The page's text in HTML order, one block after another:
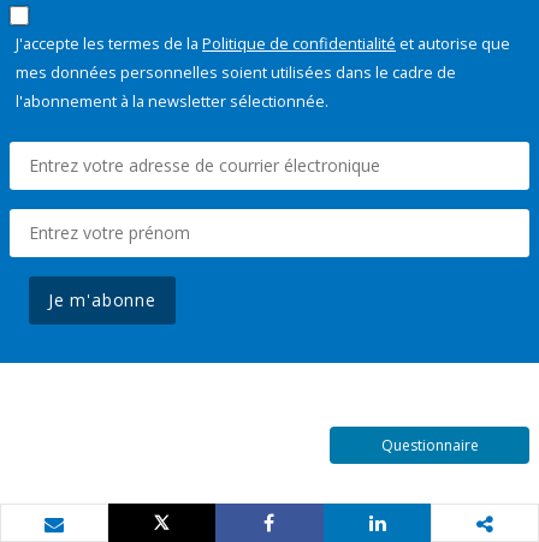
J'accepte les termes de la Politique de confidentialité et autorise que
mes données personnelles soient utilisées dans le cadre de
l'abonnement à la newsletter sélectionnée.
Je m'abonne
Questionnaire